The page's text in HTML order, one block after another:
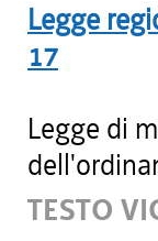
Legge
17
Legge di
TESTO